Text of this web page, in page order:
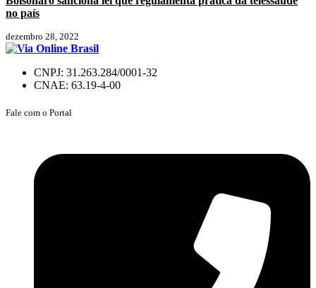
no país
dezembro 28, 2022
CNPJ: 31.263.284/0001-32
CNAE: 63.19-4-00
Fale com o Portal